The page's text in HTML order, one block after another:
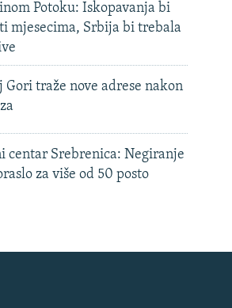
Potoku: Iskopavanja bi
mjesecima, Srbija bi trebala
Gori traže nove adrese nakon
centar Srebrenica: Negiranje
za više od 50 posto